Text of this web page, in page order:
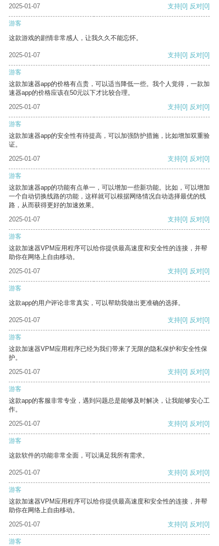
2025-01-07 支持[0] 反对[0]
游客
这款游戏的剧情非常感人，让我久久不能忘怀。
2025-01-07 支持[0] 反对[0]
游客
这款加速器app的价格有点贵，可以适当降低一些。我个人觉得，一款加
速器app的价格应该在50元以下才比较合理。
2025-01-07
支持[0] 反对[0]
游客
这款加速器app的安全性有待提高，可以加强防护措施，比如增加双重验
证。
2025-01-07
支持[0] 反对[0]
游客
这款加速器app的功能有点单一，可以增加一些新功能。比如，可以增加
一个自动切换线路的功能，这样就可以根据网络情况自动选择最优的线
路，从而获得更好的加速效果。
2025-01-07
支持[0] 反对[0]
游客
这款加速器VPM应用程序可以给你提供最高速度和安全性的连接，并帮
助你在网络上自由移动。
2025-01-07
支持[0] 反对[0]
游客
这款app的用户评论非常真实，可以帮助我做出更准确的选择。
2025-01-07 支持[0] 反对[0]
游客
这款加速器VPM应用程序已经为我们带来了无限的隐私保护和安全性保
护。
2025-01-07
支持[0] 反对[0]
游客
这款app的客服非常专业，遇到问题总是能够及时解决，让我能够安心工
作。
2025-01-07
支持[0] 反对[0]
游客
这款软件的功能非常全面，可以满足我所有需求。
2025-01-07 支持[0] 反对[0]
游客
这款加速器VPM应用程序可以给你提供最高速度和安全性的连接，并帮
助你在网络上自由移动。
2025-01-07
支持[0] 反对[0]
游客